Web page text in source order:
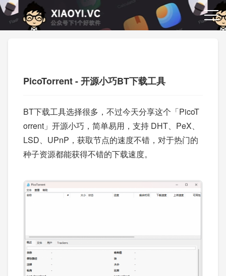
PicoTorrent - 开源小巧BT下载工具
BT下载工具选择很多，不过今天分享这个「PicoT
orrent」开源小巧，简单易用，支持 DHT、PeX、
LSD、UPnP，获取节点的速度不错，对于热门的
种子资源都能获得不错的下载速度。